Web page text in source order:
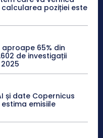
poziției este
65% din
de investigații
și date Copernicus
emisiile